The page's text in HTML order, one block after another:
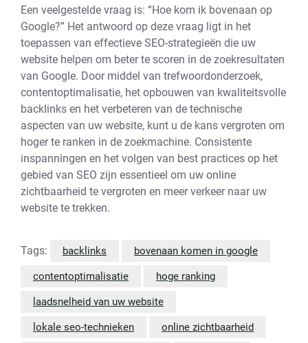
Een veelgestelde vraag is: “Hoe kom ik bovenaan op
Google?” Het antwoord op deze vraag ligt in het
toepassen van effectieve SEO-strategieën die uw
website helpen om beter te scoren in de zoekresultaten
van Google. Door middel van trefwoordonderzoek,
contentoptimalisatie, het opbouwen van kwaliteitsvolle
backlinks en het verbeteren van de technische
aspecten van uw website, kunt u de kans vergroten om
hoger te ranken in de zoekmachine. Consistente
inspanningen en het volgen van best practices op het
gebied van SEO zijn essentieel om uw online
zichtbaarheid te vergroten en meer verkeer naar uw
website te trekken.
Tags: backlinks bovenaan komen in google
contentoptimalisatie hoge ranking
laadsnelheid van uw website
lokale seo-technieken online zichtbaarheid